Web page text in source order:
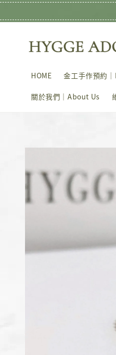
HOME 金工手作預約
關於我們｜About Us